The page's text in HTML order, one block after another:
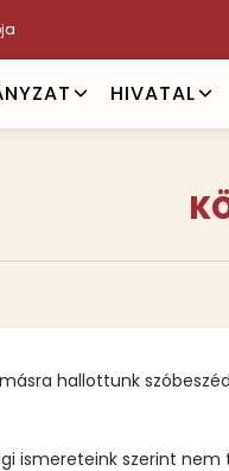
HIVATAL
hallottunk
ismereteink szerint